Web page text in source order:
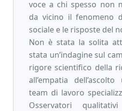
voce a chi spesso non
da vicino il fenomeno
sociale e le risposte del
Non è stata la solita
stata un’indagine sul
rigore scientifico della
all’empatia
team di lavoro
Osservatori